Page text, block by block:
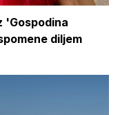
'Gospodina
diljem